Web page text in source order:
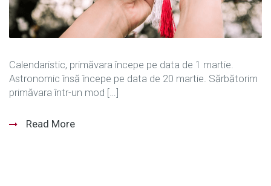
Calendaristic, primăvara începe pe data de 1 martie.
Astronomic însă începe pe data de 20 martie. Sărbătorim
primăvara într-un mod […]
Read More